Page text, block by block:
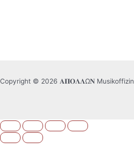
Copyright © 2026 𝚨𝚷𝚶𝚲𝚲Ω𝚴 Musikoffizin